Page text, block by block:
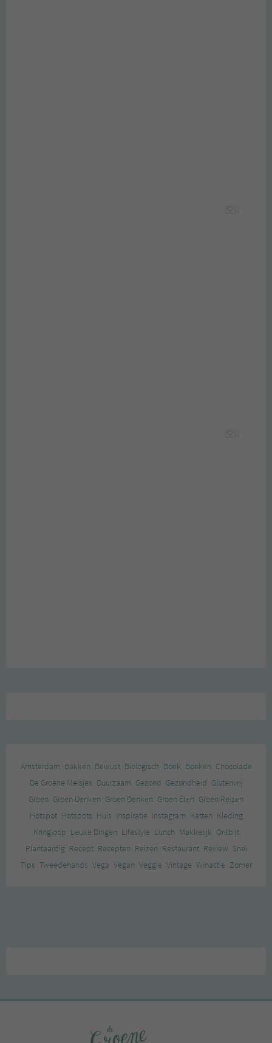
Amsterdam Bakken Bewust Biologisch Boek Boeken Chocolade
De Groene Meisjes Duurzaam Gezond Gezondheid Glutenvrij
Groen Groen Denken Groen Denken Groen Eten Groen Reizen
Hotspot Hotspots Huis Inspiratie Instagram Katten Kleding
Kringloop Leuke Dingen Lifestyle Lunch Makkelijk Ontbijt
Plantaardig Recept Recepten Reizen Restaurant Review Snel
Tips Tweedehands Vega Vegan Veggie Vintage Winactie Zomer